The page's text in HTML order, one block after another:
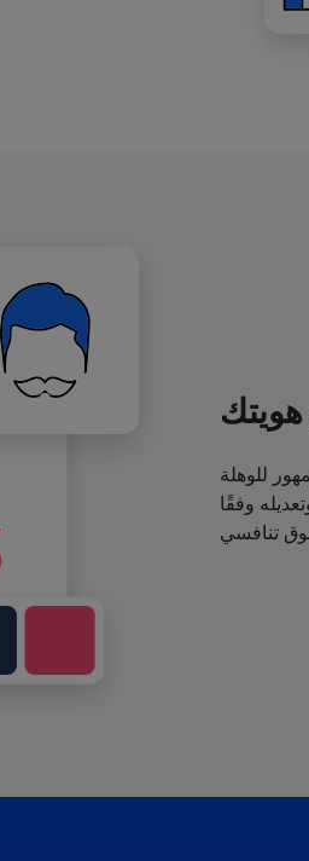
للوهلة
وفقًا
تنافسي